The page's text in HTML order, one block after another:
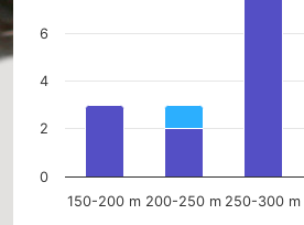
150-200 m 200-250 m 250-300 m
0
2
4
6